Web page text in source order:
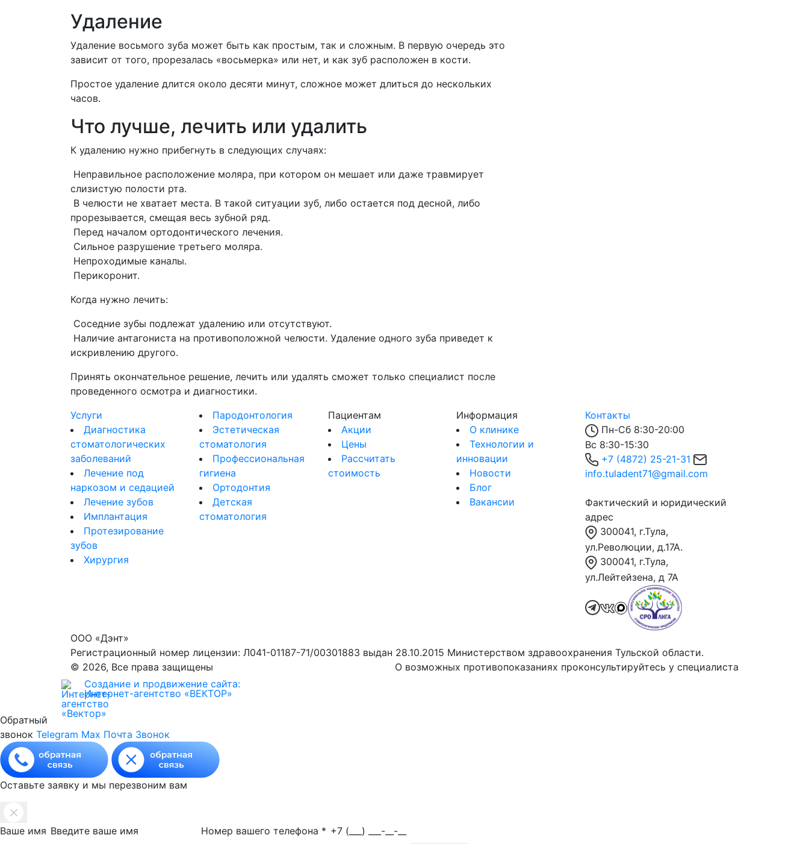
Удаление
Удаление восьмого зуба может быть как простым, так и сложным. В первую очередь это
зависит от того, прорезалась «восьмерка» или нет, и как зуб расположен в кости.
Простое удаление длится около десяти минут, сложное может длиться до нескольких
часов.
Что лучше, лечить или удалить
К удалению нужно прибегнуть в следующих случаях:
Неправильное расположение моляра, при котором он мешает или даже травмирует
слизистую полости рта.
В челюсти не хватает места. В такой ситуации зуб, либо остается под десной, либо
прорезывается, смещая весь зубной ряд.
Перед началом ортодонтического лечения.
Сильное разрушение третьего моляра.
Непроходимые каналы.
Перикоронит.
Когда нужно лечить:
Соседние зубы подлежат удалению или отсутствуют.
Наличие антагониста на противоположной челюсти. Удаление одного зуба приведет к
искривлению другого.
Принять окончательное решение, лечить или удалять сможет только специалист после
проведенного осмотра и диагностики.
Услуги
Диагностика
стоматологических
заболеваний
Лечение под
наркозом и седацией
Лечение зубов
Имплантация
Протезирование
зубов
Хирургия
Пародонтология
Эстетическая
стоматология
Профессиональная
гигиена
Ортодонтия
Детская
стоматология
Пациентам
Акции
Цены
Рассчитать
стоимость
Информация
О клинике
Технологии и
инновации
Новости
Блог
Вакансии
Контакты
Пн-Сб 8:30-20:00
Вс 8:30-15:30
+7 (4872) 25-21-31
info.tuladent71@gmail.com
Фактический и юридический
адрес
300041, г.Тула,
ул.Революции, д.17А.
300041, г.Тула,
ул.Лейтейзена, д 7А
ООО «Дэнт»
Регистрационный номер лицензии: Л041-01187-71/00301883 выдан 28.10.2015 Министерством здравоохранения Тульской области.
© 2026, Все права защищены
О возможных противопоказаниях проконсультируйтесь у специалиста
Создание и продвижение сайта:
Интернет-агентство «ВЕКТОР»
Обратный
звонок Telegram Max Почта Звонок
Оставьте заявку и мы перезвоним вам
Ваше имя Номер вашего телефона *